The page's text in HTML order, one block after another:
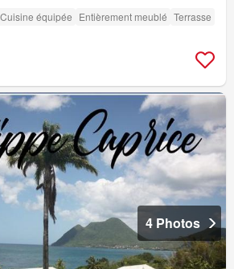
Cuisine équipée Entièrement meublé Terrasse
4 Photos